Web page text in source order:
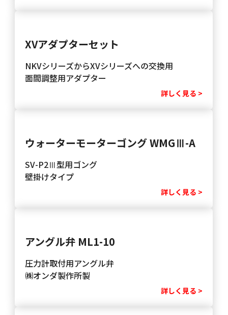
XVアダプターセット
NKVシリーズからXVシリーズへの交換用
面間調整用アダプター
詳しく見る >
ウォーターモーターゴング WMGⅢ-A
SV-P2Ⅲ型用ゴング
壁掛けタイプ
詳しく見る >
アングル弁 ML1-10
圧力計取付用アングル弁
㈱オンダ製作所製
詳しく見る >